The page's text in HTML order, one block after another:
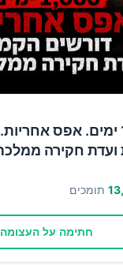
1,000 ימים. אפס
חקירה
תומכים
חתימה על העצומה